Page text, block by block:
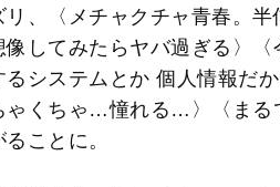
、〈メチャクチャ青春。半
してみたらヤバ過ぎる〉〈
システムとか 個人情報だ
ゃくちゃ…憧れる…〉〈まる
ことに。